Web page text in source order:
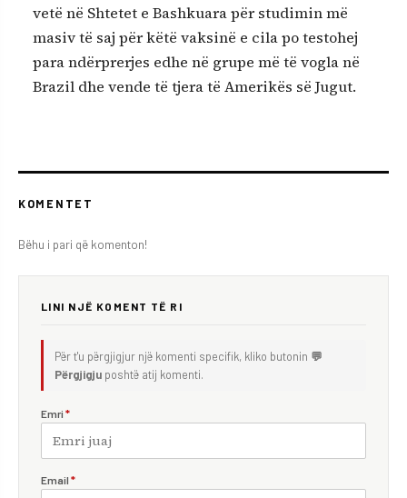
vetë në Shtetet e Bashkuara për studimin më
masiv të saj për këtë vaksinë e cila po testohej
para ndërprerjes edhe në grupe më të vogla në
Brazil dhe vende të tjera të Amerikës së Jugut.
KOMENTET
Bëhu i pari që komenton!
LINI NJË KOMENT TË RI
Për t'u përgjigjur një komenti specifik, kliko butonin 💬
Përgjigju poshtë atij komenti.
Emri *
Email *